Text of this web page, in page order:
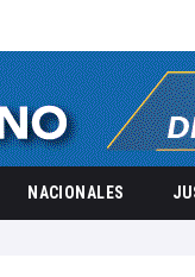
NACIONALES